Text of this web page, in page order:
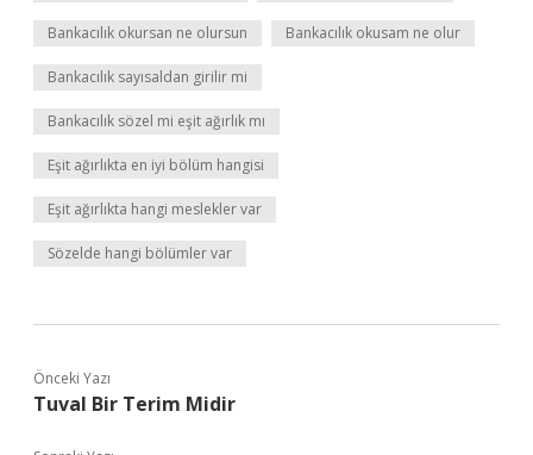
Bankacılık okursan ne olursun Bankacılık okusam ne olur
Bankacılık sayısaldan girilir mi
Bankacılık sözel mi eşit ağırlık mı
Eşit ağırlıkta en iyi bölüm hangisi
Eşit ağırlıkta hangi meslekler var
Sözelde hangi bölümler var
Önceki Yazı
Tuval Bir Terim Midir